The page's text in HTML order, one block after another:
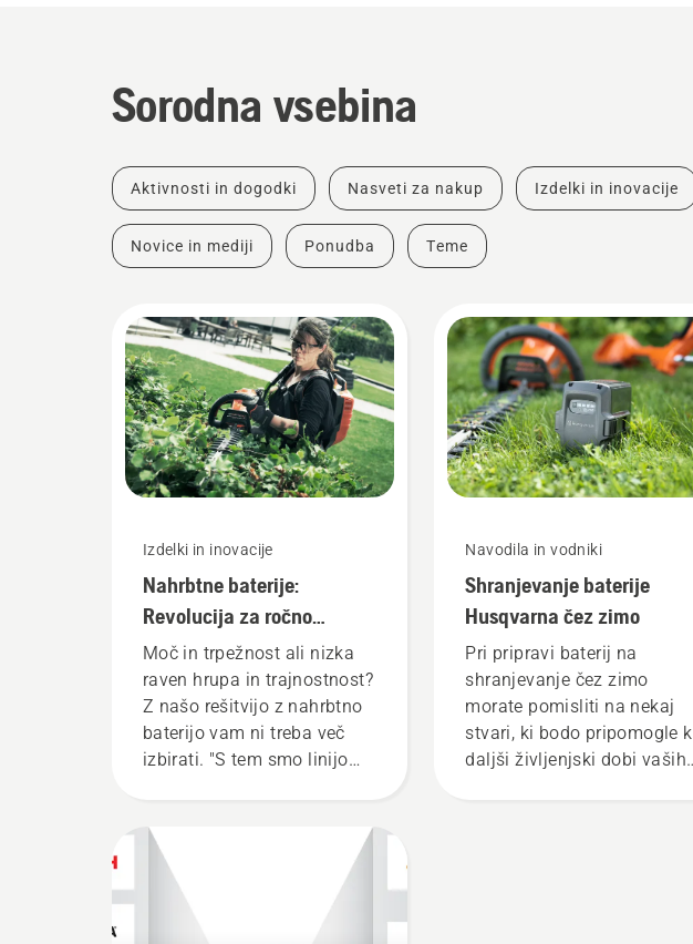
Sorodna vsebina
Aktivnosti in dogodki Nasveti za nakup Izdelki in inovacije
Novice in mediji Ponudba Teme
Izdelki in inovacije
Nahrbtne baterije:
Revolucija za ročno
baterijsko električno
orodje
Moč in trpežnost ali nizka
raven hrupa in trajnostnost?
Z našo rešitvijo z nahrbtno
baterijo vam ni treba več
izbirati. "S tem smo linijo
pove Johan Svennung,
produktni vodja oddelka za
električno in baterijsko
Navodila in vodniki
Shranjevanje baterije
Husqvarna čez zimo
Pri pripravi baterij na
shranjevanje čez zimo
morate pomisliti na nekaj
stvari, ki bodo pripomogle k
daljši življenjski dobi vaših